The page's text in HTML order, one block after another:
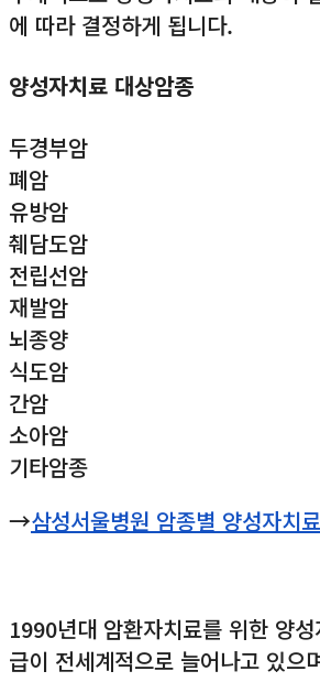
에 따라 결정하게 됩니다.
양성자치료 대상암종
두경부암
폐암
유방암
췌담도암
전립선암
재발암
뇌종양
식도암
간암
소아암
기타암종
→삼성서울병원 암종별 양성자치
1990년대 암환자치료를 위한 양
급이 전세계적으로 늘어나고 있으